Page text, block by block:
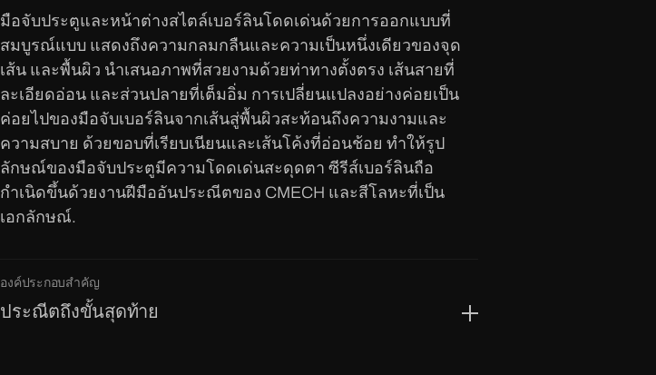
มือจับประตูและหน้าต่างสไตล์เบอร์ลินโดดเด่นด้วยการออกแบบที่
สมบูรณ์แบบ แสดงถึงความกลมกลืนและความเป็นหนึ่งเดียวของจุด
เส้น และพื้นผิว นำเสนอภาพที่สวยงามด้วยท่าทางตั้งตรง เส้นสายที่
ละเอียดอ่อน และส่วนปลายที่เต็มอิ่ม การเปลี่ยนแปลงอย่างค่อยเป็น
ค่อยไปของมือจับเบอร์ลินจากเส้นสู่พื้นผิวสะท้อนถึงความงามและ
ความสบาย ด้วยขอบที่เรียบเนียนและเส้นโค้งที่อ่อนช้อย ทำให้รูป
ลักษณ์ของมือจับประตูมีความโดดเด่นสะดุดตา ซีรีส์เบอร์ลินถือ
กำเนิดขึ้นด้วยงานฝีมืออันประณีตของ CMECH และสีโลหะที่เป็น
เอกลักษณ์.
องค์ประกอบสำคัญ
ประณีตถึงขั้นสุดท้าย